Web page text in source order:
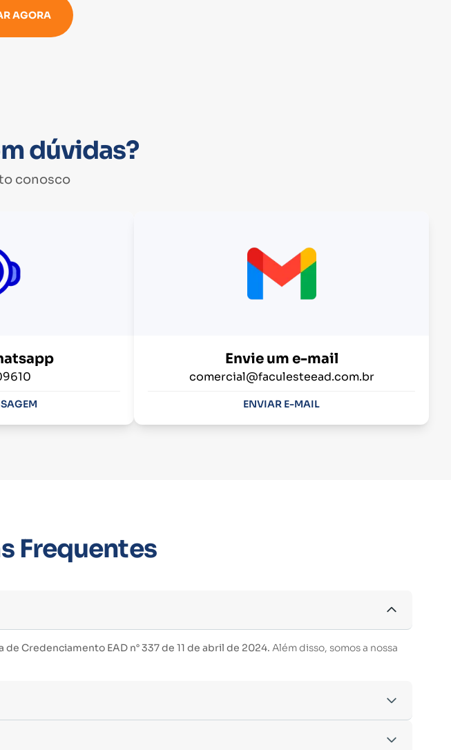
AGORA
dúvidas?
conosco
Envie um e-mail
comercial@faculesteead.com.br
ENVIAR E-MAIL
Frequentes
de Credenciamento EAD n° 337 de 11 de abril de 2024. Além disso, somos a nossa
reconhecida pelo MEC. De acordo com os critérios estabelecidos pelo